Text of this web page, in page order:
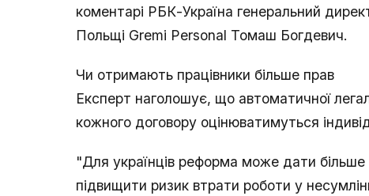
коментарі РБК-Україна генеральний
Польщі Gremi Personal Томаш Богдевич.
Чи отримають працівники більше прав
Експерт наголошує, що автоматичної
кожного договору оцінюватимуться
"Для українців реформа може дати
підвищити ризик втрати роботи у